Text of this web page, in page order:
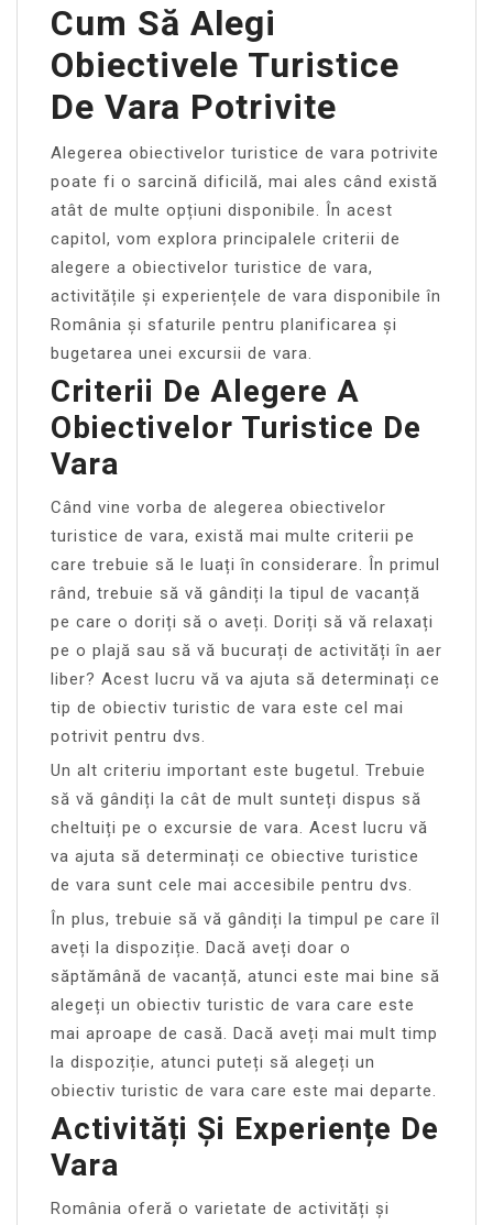
Cum Să Alegi
Obiectivele Turistice
De Vara Potrivite
Alegerea obiectivelor turistice de vara potrivite
poate fi o sarcină dificilă, mai ales când există
atât de multe opțiuni disponibile. În acest
capitol, vom explora principalele criterii de
alegere a obiectivelor turistice de vara,
activitățile și experiențele de vara disponibile în
România și sfaturile pentru planificarea și
bugetarea unei excursii de vara.
Criterii De Alegere A
Obiectivelor Turistice De
Vara
Când vine vorba de alegerea obiectivelor
turistice de vara, există mai multe criterii pe
care trebuie să le luați în considerare. În primul
rând, trebuie să vă gândiți la tipul de vacanță
pe care o doriți să o aveți. Doriți să vă relaxați
pe o plajă sau să vă bucurați de activități în aer
liber? Acest lucru vă va ajuta să determinați ce
tip de obiectiv turistic de vara este cel mai
potrivit pentru dvs.
Un alt criteriu important este bugetul. Trebuie
să vă gândiți la cât de mult sunteți dispus să
cheltuiți pe o excursie de vara. Acest lucru vă
va ajuta să determinați ce obiective turistice
de vara sunt cele mai accesibile pentru dvs.
În plus, trebuie să vă gândiți la timpul pe care îl
aveți la dispoziție. Dacă aveți doar o
săptămână de vacanță, atunci este mai bine să
alegeți un obiectiv turistic de vara care este
mai aproape de casă. Dacă aveți mai mult timp
la dispoziție, atunci puteți să alegeți un
obiectiv turistic de vara care este mai departe.
Activități Și Experiențe De
Vara
România oferă o varietate de activități și